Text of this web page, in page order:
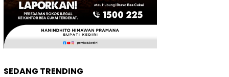
SEDANG TRENDING